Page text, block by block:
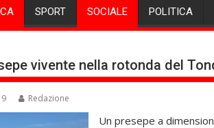
SPORT SOCIALE POLITICA
vivente nella rotonda del
Redazione
Un presepe a